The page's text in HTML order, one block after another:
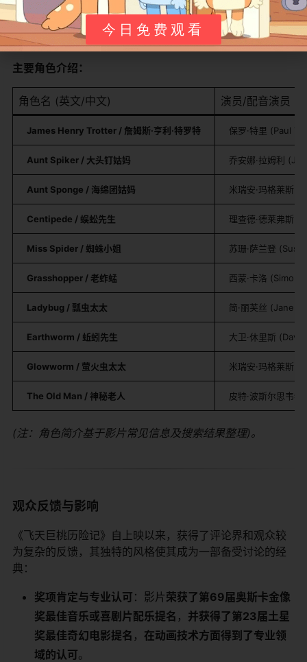
工作（例如，蚯蚓先生成为了某知名护肤品的代言人）。
那颗巨大的桃子则被安置在中央公园，成为了詹姆斯的新
家，象征着一段奇幻冒险的结束和幸福新生活的开始。
​主要角色介绍：​
角色名 (英文/中文) 演员/配音演员 (
​James Henry Trotter / 詹姆斯·亨利·特罗特​ 保罗·特里 (Paul
​Aunt Spiker / 大头钉姑妈​ 乔安娜·拉姆利
​Aunt Sponge / 海绵团姑妈​ 米瑞安·玛格莱斯
​Centipede / 蜈蚣先生​ 理查德·德莱弗斯
​Miss Spider / 蜘蛛小姐​ 苏珊·萨兰登
​Grasshopper / 老蚱蜢​ 西蒙·卡洛 (Simon
​Ladybug / 瓢虫太太​ 简·丽芙丝 (Jane
​Earthworm / 蚯蚓先生​ 大卫·休里斯
​Glowworm / 萤火虫太太​ 米瑞安·玛格莱斯
​The Old Man / 神秘老人​ 皮特·波斯尔思韦
(注：角色简介基于影片常见信息及搜索结果整理)。
观众反馈与影响
《飞天巨桃历险记》自上映以来，获得了评论界和观众较
为复杂的反馈，其独特的风格使其成为一部备受讨论的经
典：
​奖项肯定与专业认可​ ​：影片​​荣获了第69届奥斯卡金像
奖最佳音乐或喜剧片配乐提名​ ​，​ ​并获得了第23届土星
奖最佳奇幻电影提名​ ​，​ ​在动画技术方面得到了专业领
域的认可​​。
今日免费观看